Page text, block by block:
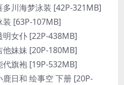
川海梦泳装 [42P-321MB]
装 [63P-107MB]
女仆 [22P-438MB]
妹妹 [20P-180MB]
旗袍 [19P-532MB]
日和 绘事空 下册 [20P-